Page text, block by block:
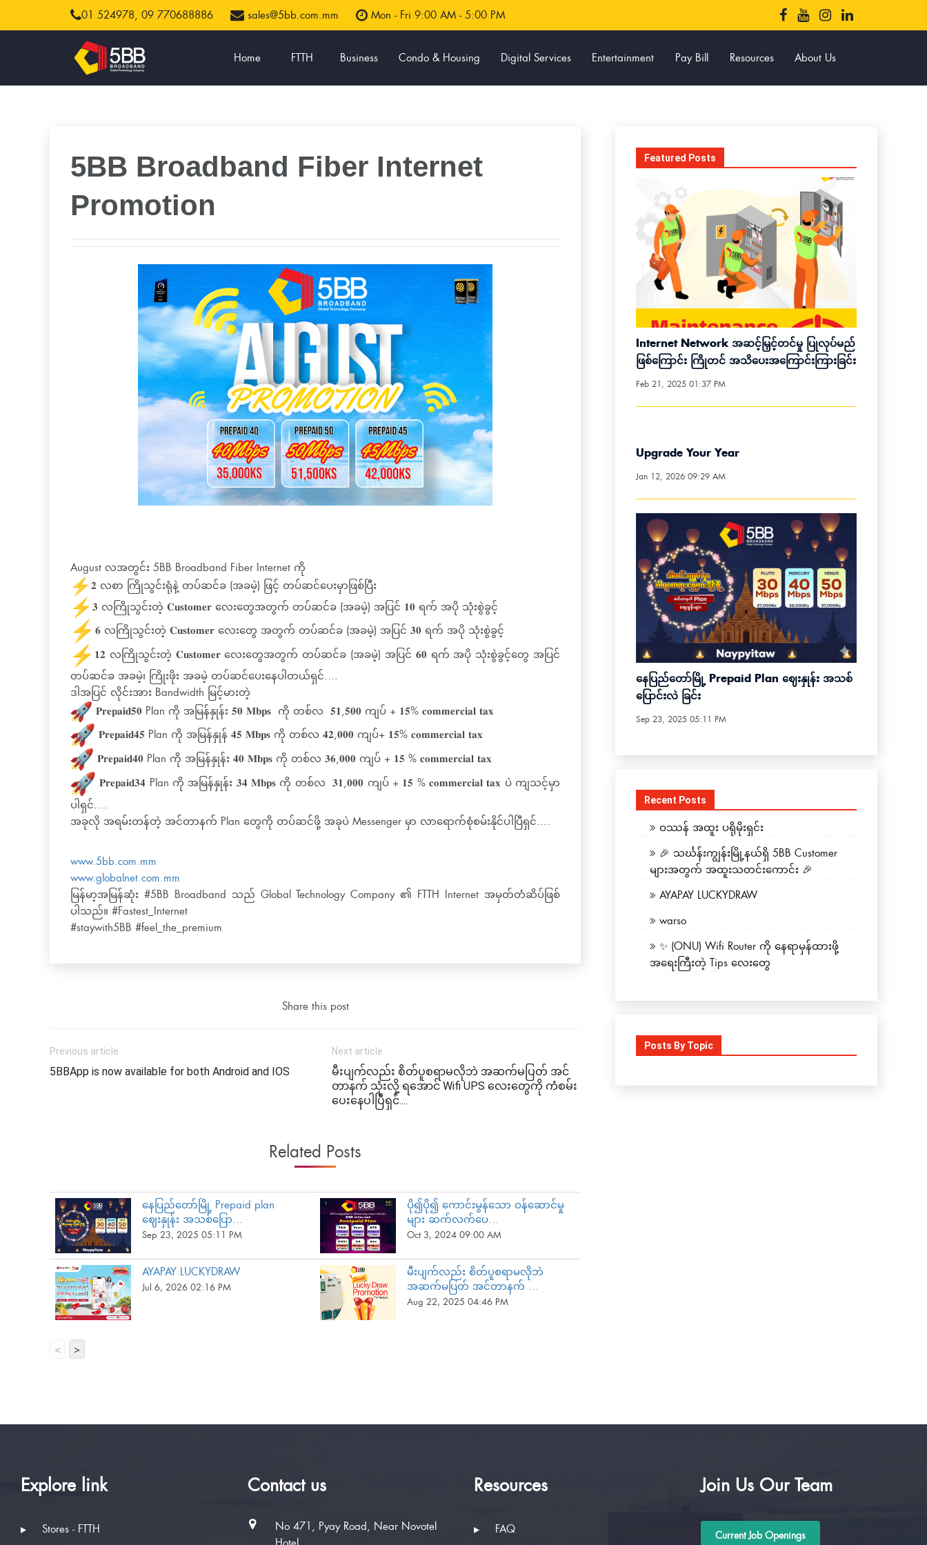
01 524978, 09 770688886 sales@5bb.com.mm Mon - Fri 9:00 AM - 5:00 PM
Home FTTH Business Condo & Housing Digital Services Entertainment Pay Bill Resources About Us
5BB Broadband Fiber Internet
Promotion
August လအတွင်း 5BB Broadband Fiber Internet ကို
️𝟐 လစာ ကြိုသွင်းရုံနဲ့ တပ်ဆင်ခ (အခမဲ့) ဖြင့် တပ်ဆင်ပေးမှာဖြစ်ပြီး
️𝟑 လကြိုသွင်းတဲ့ 𝐂𝐮𝐬𝐭𝐨𝐦𝐞𝐫 လေးတွေအတွက် တပ်ဆင်ခ (အခမဲ့) အပြင် 𝟏𝟎 ရက် အပို သုံးစွဲခွင့်
️𝟔 လကြိုသွင်းတဲ့ 𝐂𝐮𝐬𝐭𝐨𝐦𝐞𝐫 လေးတွေ အတွက် တပ်ဆင်ခ (အခမဲ့) အပြင် 𝟑𝟎 ရက် အပို သုံးစွဲခွင့်
️𝟏𝟐 လကြိုသွင်းတဲ့ 𝐂𝐮𝐬𝐭𝐨𝐦𝐞𝐫 လေးတွေအတွက် တပ်ဆင်ခ (အခမဲ့) အပြင် 𝟔𝟎 ရက် အပို သုံးစွဲခွင့်တွေ အပြင်
တပ်ဆင်ခ အခမဲ့၊ ကြိုးဖိုး အခမဲ့ တပ်ဆင်ပေးနေပါတယ်ရှင်....
ဒါအပြင် လိုင်းအား Bandwidth မြင့်မားတဲ့
𝐏𝐫𝐞𝐩𝐚𝐢𝐝𝟓𝟎 Plan ကို အမြန်နှုန်း 𝟓𝟎 𝐌𝐛𝐩𝐬 ကို တစ်လ 𝟓𝟏,𝟓𝟎𝟎 ကျပ် + 𝟏𝟓% 𝐜𝐨𝐦𝐦𝐞𝐫𝐜𝐢𝐚𝐥 𝐭𝐚𝐱
𝐏𝐫𝐞𝐩𝐚𝐢𝐝𝟒𝟓 Plan ကို အမြန်နှုန် 𝟒𝟓 𝐌𝐛𝐩𝐬 ကို တစ်လ 𝟒𝟐,𝟎𝟎𝟎 ကျပ်+ 𝟏𝟓% 𝐜𝐨𝐦𝐦𝐞𝐫𝐜𝐢𝐚𝐥 𝐭𝐚𝐱
𝐏𝐫𝐞𝐩𝐚𝐢𝐝𝟒𝟎 Plan ကို အမြန်နှုန်း 𝟒𝟎 𝐌𝐛𝐩𝐬 ကို တစ်လ 𝟑𝟔,𝟎𝟎𝟎 ကျပ် + 𝟏𝟓 % 𝐜𝐨𝐦𝐦𝐞𝐫𝐜𝐢𝐚𝐥 𝐭𝐚𝐱
𝐏𝐫𝐞𝐩𝐚𝐢𝐝𝟑𝟒 Plan ကို အမြန်နှုန်း 𝟑𝟒 𝐌𝐛𝐩𝐬 ကို တစ်လ 𝟑𝟏,𝟎𝟎𝟎 ကျပ် + 𝟏𝟓 % 𝐜𝐨𝐦𝐦𝐞𝐫𝐜𝐢𝐚𝐥 𝐭𝐚𝐱 ပဲ ကျသင့်မှာ
ပါရှင်....
အခုလို အရမ်းတန်တဲ့ အင်တာနက် Plan တွေကို တပ်ဆင်ဖို့ အခုပဲ Messenger မှာ လာရောက်စုံစမ်းနိုင်ပါပြီရှင်....
www.5bb.com.mm
www.globalnet.com.mm
မြန်မာ့အမြန်ဆုံး #5BB Broadband သည် Global Technology Company ၏ FTTH Internet အမှတ်တံဆိပ်ဖြစ်
ပါသည်။ #Fastest_Internet
#staywith5BB #feel_the_premium
Share this post
Previous article
5BBApp is now available for both Android and IOS
Next article
မီးပျက်လည်း စိတ်ပူစရာမလိုဘဲ အဆက်မပြတ် အင်
တာနက် သုံးလို့ ရ‌အောင် Wifi UPS လေးတွေကို ကံစမ်း
ပေးနေပါပြီရှင်....
Related Posts
နေပြည်တော်မြို့ Prepaid plan
ဈေးနှုန်း အသစ်ပြော...
Sep 23, 2025 05:11 PM
ပို၍ပို၍ ကောင်းမွန်သော ဝန်ဆောင်မှု
များ ဆက်လက်ပေ...
Oct 3, 2024 09:00 AM
AYAPAY LUCKYDRAW
Jul 6, 2026 02:16 PM
မီးပျက်လည်း စိတ်ပူစရာမလိုဘဲ
အဆက်မပြတ် အင်တာနက် ...
Aug 22, 2025 04:46 PM
< >
Featured Posts
Internet Network အဆင့်မြှင့်တင်မှု ပြုလုပ်မည်
ဖြစ်ကြောင်း ကြိုတင် အသိပေးအကြောင်းကြားခြင်း
Feb 21, 2025 01:37 PM
Upgrade Your Year
Jan 12, 2026 09:29 AM
နေပြည်တော်မြို့ Prepaid Plan ဈေးနှုန်း အသစ်
ပြောင်းလဲ ခြင်း
Sep 23, 2025 05:11 PM
Recent Posts
ဝဿန် အထူး ပရိုမိုးရှင်း
🎉 သင်္ဃန်းကျွန်းမြို့နယ်ရှိ 5BB Customer
များအတွက် အထူးသတင်းကောင်း 🎉
AYAPAY LUCKYDRAW
warso
✨ (ONU) Wifi Router ကို နေရာမှန်ထားဖို့
အရေးကြီးတဲ့ Tips လေးတွေ
Posts By Topic
Explore link
Stores - FTTH
Contact us
No 471, Pyay Road, Near Novotel
Resources
FAQ
Join Us Our Team
Current Job Openings